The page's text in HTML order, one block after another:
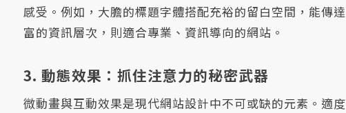
感受。例如，大膽的標題字體搭配充裕的留白空間，能傳
富的資訊層次，則適合專業、資訊導向的網站。
3. 動態效果：抓住注意力的秘密武器
微動畫與互動效果是現代網站設計中不可或缺的元素。適